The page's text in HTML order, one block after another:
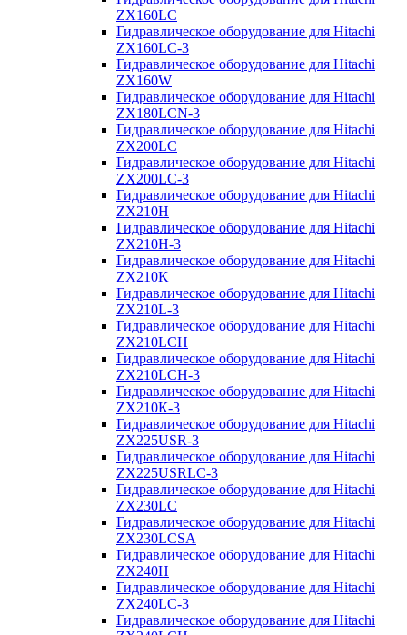
ZX160LC
Гидравлическое оборудование для Hitachi
ZX160LC-3
Гидравлическое оборудование для Hitachi
ZX160W
Гидравлическое оборудование для Hitachi
ZX180LCN-3
Гидравлическое оборудование для Hitachi
ZX200LC
Гидравлическое оборудование для Hitachi
ZX200LC-3
Гидравлическое оборудование для Hitachi
ZX210H
Гидравлическое оборудование для Hitachi
ZX210H-3
Гидравлическое оборудование для Hitachi
ZX210K
Гидравлическое оборудование для Hitachi
ZX210L-3
Гидравлическое оборудование для Hitachi
ZX210LCH
Гидравлическое оборудование для Hitachi
ZX210LCH-3
Гидравлическое оборудование для Hitachi
ZX210К-3
Гидравлическое оборудование для Hitachi
ZX225USR-3
Гидравлическое оборудование для Hitachi
ZX225USRLC-3
Гидравлическое оборудование для Hitachi
ZX230LC
Гидравлическое оборудование для Hitachi
ZX230LCSA
Гидравлическое оборудование для Hitachi
ZX240H
Гидравлическое оборудование для Hitachi
ZX240LC-3
Гидравлическое оборудование для Hitachi